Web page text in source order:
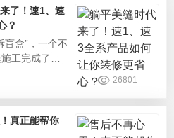
的颜值与耐用
品从源头解
安全，入住
家十环认
了！速1、速
？
盲盒”，一个不
工完成了？
了？找不到
品黄金组合
正实现“躺
缝并非“一刀
26801
真正能帮你